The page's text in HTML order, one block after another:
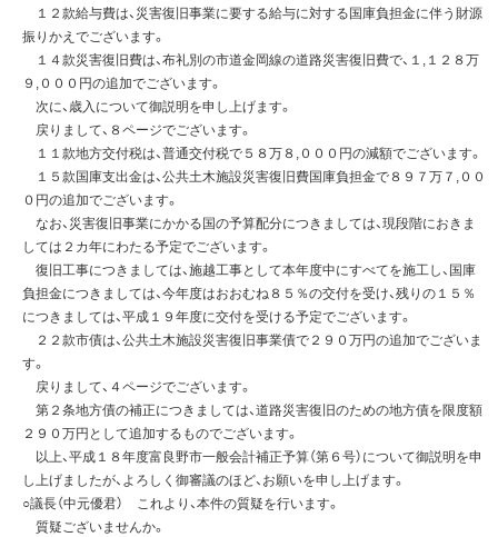
１２款給与費は、災害復旧事業に要する給与に対する国庫負担金に伴う財源
振りかえでございます。
１４款災害復旧費は、布礼別の市道金岡線の道路災害復旧費で、１,１２８万
９,０００円の追加でございます。
次に、歳入について御説明を申し上げます。
戻りまして、８ページでございます。
１１款地方交付税は、普通交付税で５８万８,０００円の減額でございます。
１５款国庫支出金は、公共土木施設災害復旧費国庫負担金で８９７万７,００
０円の追加でございます。
なお、災害復旧事業にかかる国の予算配分につきましては、現段階におきま
しては２カ年にわたる予定でございます。
復旧工事につきましては、施越工事として本年度中にすべてを施工し、国庫
負担金につきましては、今年度はおおむね８５％の交付を受け、残りの１５％
につきましては、平成１９年度に交付を受ける予定でございます。
２２款市債は、公共土木施設災害復旧事業債で２９０万円の追加でございま
す。
戻りまして、４ページでございます。
第２条地方債の補正につきましては、道路災害復旧のための地方債を限度額
２９０万円として追加するものでございます。
以上、平成１８年度富良野市一般会計補正予算（第６号）について御説明を申
し上げましたが、よろしく御審議のほど、お願いを申し上げます。
○議長（中元優君） これより、本件の質疑を行います。
質疑ございませんか。